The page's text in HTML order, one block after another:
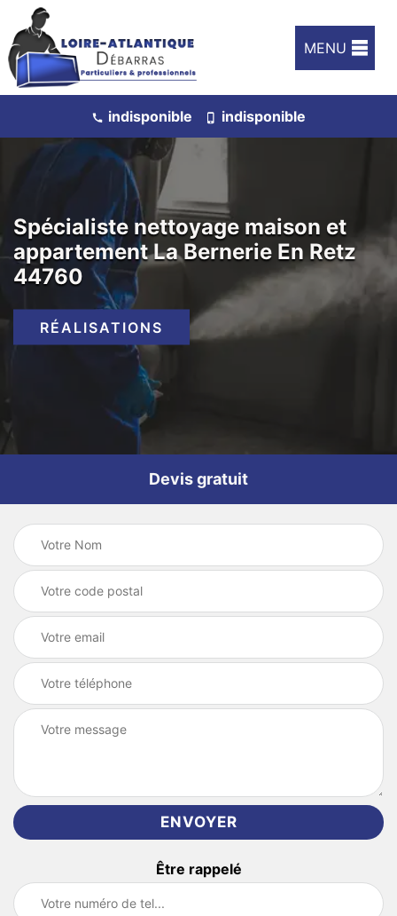
MENU
indisponible indisponible
Spécialiste nettoyage maison et
appartement La Bernerie En Retz
44760
RÉALISATIONS
Devis gratuit
Être rappelé